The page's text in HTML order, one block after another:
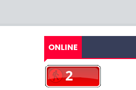
ONLINE